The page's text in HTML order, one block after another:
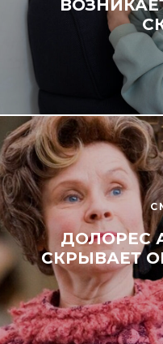
ДОЛОРЕС
СКРЫВАЕТ